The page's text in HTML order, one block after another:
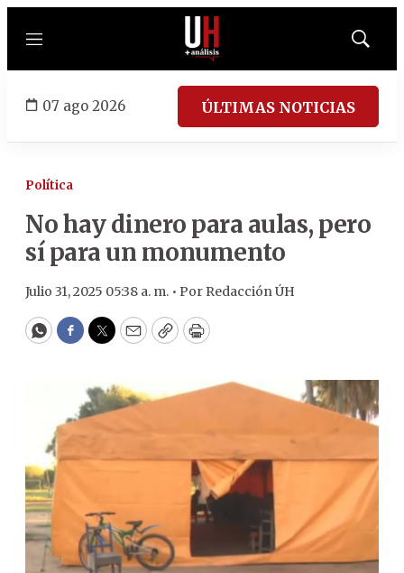
Menú
Mostrar
07 ago 2026 ÚLTIMAS NOTICIAS
Política
No hay dinero para aulas, pero
sí para un monumento
Julio 31, 2025 05:38 a. m. • Por Redacción ÚH
WhatsApp
Facebook
Twitter
EmailCopyPrint